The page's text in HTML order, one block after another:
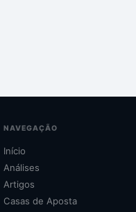
NAVEGAÇÃO
Início
Análises
Artigos
Casas de Aposta